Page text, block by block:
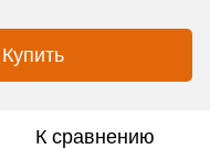
Купить
К сравнению